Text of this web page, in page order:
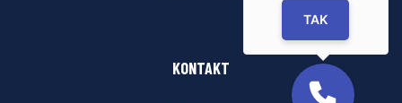
KONTAKT
TAK